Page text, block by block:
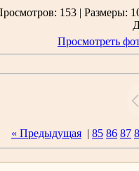
153 | Размеры:
Просмотреть
« Предыдущая | 85 86 87